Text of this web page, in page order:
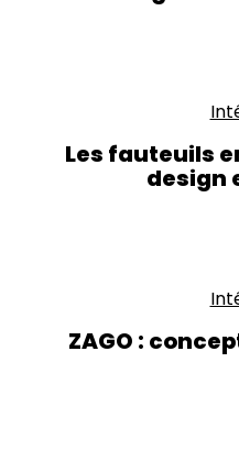
Les fauteuils
design
ZAGO :